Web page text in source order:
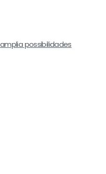
possibilidades